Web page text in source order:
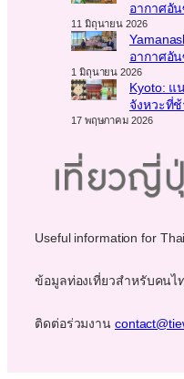
อากาศอั
11 มิถุนายน 2026
อากาศอั
1 มิถุนายน 2026
Kyoto: แ
จังหวะที่ช้
17 พฤษภาคม 2026
Useful information for
ข้อมูลท่องเที่ยวสำหรับคนไ
ติดต่อร่วมงาน